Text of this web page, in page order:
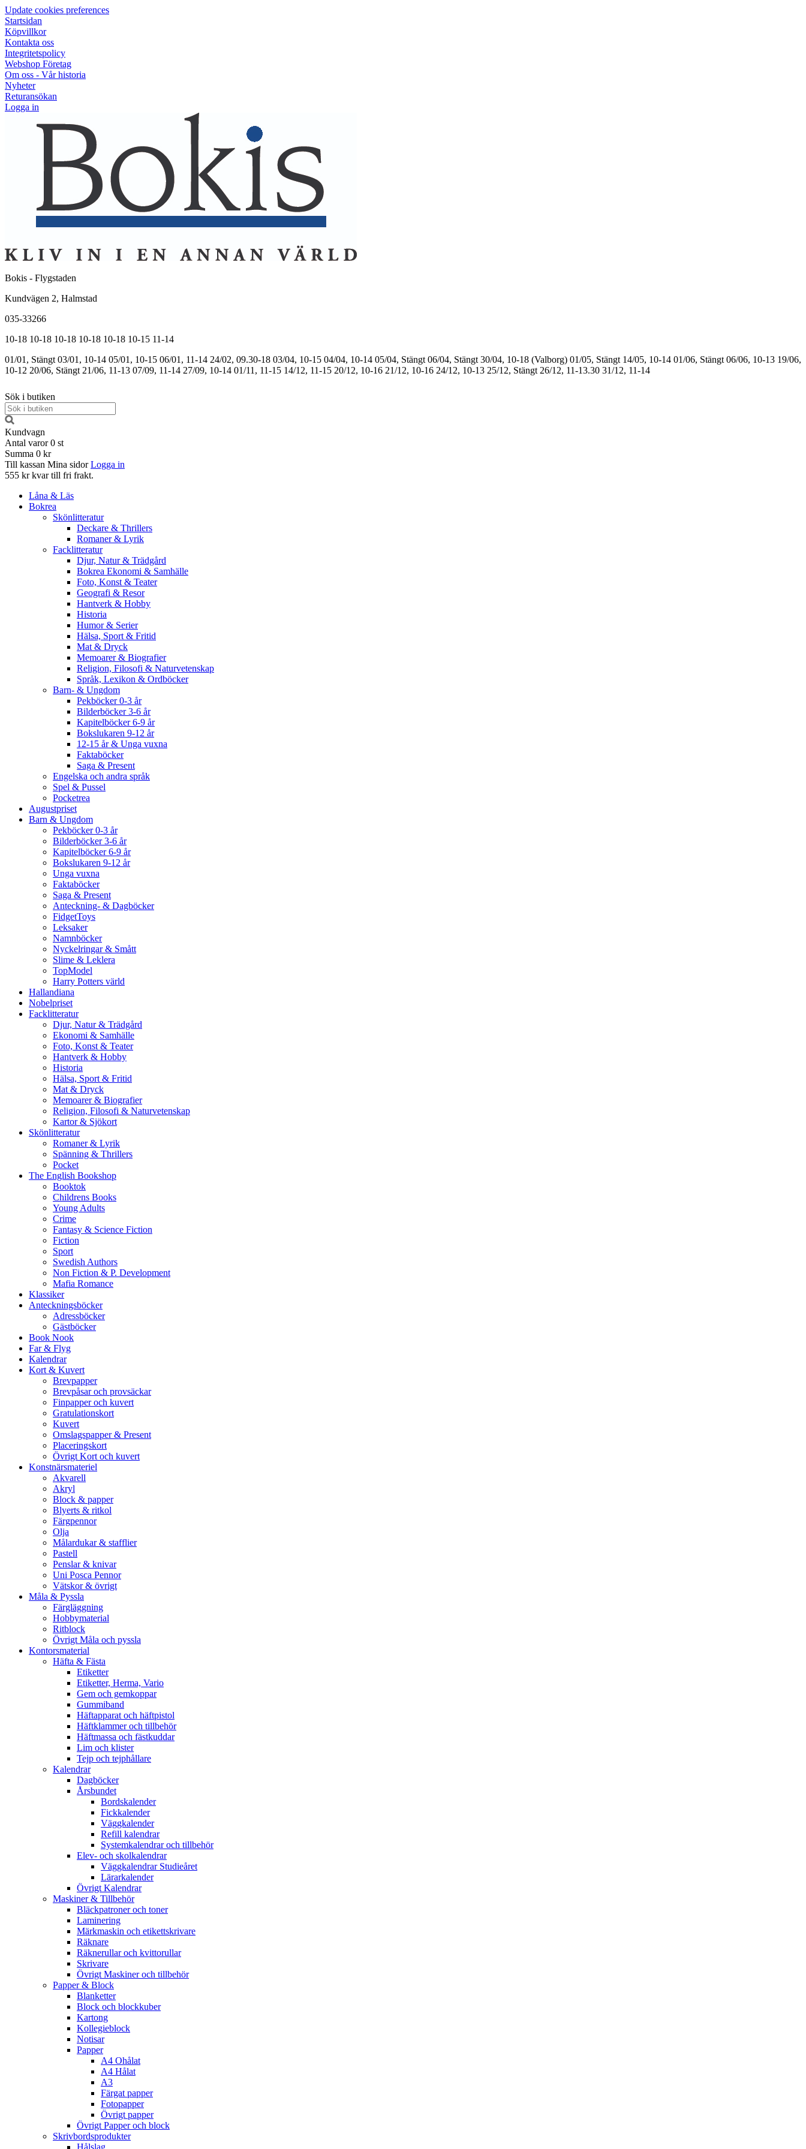
Update cookies preferences
Startsidan
Köpvillkor
Kontakta oss
Integritetspolicy
Webshop Företag
Om oss - Vår historia
Nyheter
Returansökan
Logga in
Bokis - Flygstaden
Kundvägen 2, Halmstad
035-33266
10-18 10-18 10-18 10-18 10-18 10-15 11-14
01/01, Stängt 03/01, 10-14 05/01, 10-15 06/01, 11-14 24/02, 09.30-18 03/04, 10-15 04/04, 10-14 05/04, Stängt 06/04, Stängt 30/04, 10-18 (Valborg) 01/05, Stängt 14/05, 10-14 01/06, Stängt 06/06, 10-13 19/06,
10-12 20/06, Stängt 21/06, 11-13 07/09, 11-14 27/09, 10-14 01/11, 11-15 14/12, 11-15 20/12, 10-16 21/12, 10-16 24/12, 10-13 25/12, Stängt 26/12, 11-13.30 31/12, 11-14
Sök i butiken
Kundvagn
Antal varor 0 st
Summa 0 kr
Till kassan Mina sidor Logga in
555 kr kvar till fri frakt.
Låna & Läs
Bokrea
Skönlitteratur
Deckare & Thrillers
Romaner & Lyrik
Facklitteratur
Djur, Natur & Trädgård
Bokrea Ekonomi & Samhälle
Foto, Konst & Teater
Geografi & Resor
Hantverk & Hobby
Historia
Humor & Serier
Hälsa, Sport & Fritid
Mat & Dryck
Memoarer & Biografier
Religion, Filosofi & Naturvetenskap
Språk, Lexikon & Ordböcker
Barn- & Ungdom
Pekböcker 0-3 år
Bilderböcker 3-6 år
Kapitelböcker 6-9 år
Bokslukaren 9-12 år
12-15 år & Unga vuxna
Faktaböcker
Saga & Present
Engelska och andra språk
Spel & Pussel
Pocketrea
Augustpriset
Barn & Ungdom
Pekböcker 0-3 år
Bilderböcker 3-6 år
Kapitelböcker 6-9 år
Bokslukaren 9-12 år
Unga vuxna
Faktaböcker
Saga & Present
Anteckning- & Dagböcker
FidgetToys
Leksaker
Namnböcker
Nyckelringar & Smått
Slime & Leklera
TopModel
Harry Potters värld
Hallandiana
Nobelpriset
Facklitteratur
Djur, Natur & Trädgård
Ekonomi & Samhälle
Foto, Konst & Teater
Hantverk & Hobby
Historia
Hälsa, Sport & Fritid
Mat & Dryck
Memoarer & Biografier
Religion, Filosofi & Naturvetenskap
Kartor & Sjökort
Skönlitteratur
Romaner & Lyrik
Spänning & Thrillers
Pocket
The English Bookshop
Booktok
Childrens Books
Young Adults
Crime
Fantasy & Science Fiction
Fiction
Sport
Swedish Authors
Non Fiction & P. Development
Mafia Romance
Klassiker
Anteckningsböcker
Adressböcker
Gästböcker
Book Nook
Far & Flyg
Kalendrar
Kort & Kuvert
Brevpapper
Brevpåsar och provsäckar
Finpapper och kuvert
Gratulationskort
Kuvert
Omslagspapper & Present
Placeringskort
Övrigt Kort och kuvert
Konstnärsmateriel
Akvarell
Akryl
Block & papper
Blyerts & ritkol
Färgpennor
Olja
Målardukar & stafflier
Pastell
Penslar & knivar
Uni Posca Pennor
Vätskor & övrigt
Måla & Pyssla
Färgläggning
Hobbymaterial
Ritblock
Övrigt Måla och pyssla
Kontorsmaterial
Häfta & Fästa
Etiketter
Etiketter, Herma, Vario
Gem och gemkoppar
Gummiband
Häftapparat och häftpistol
Häftklammer och tillbehör
Häftmassa och fästkuddar
Lim och klister
Tejp och tejphållare
Kalendrar
Dagböcker
Årsbundet
Bordskalender
Fickkalender
Väggkalender
Refill kalendrar
Systemkalendrar och tillbehör
Elev- och skolkalendrar
Väggkalendrar Studieåret
Lärarkalender
Övrigt Kalendrar
Maskiner & Tillbehör
Bläckpatroner och toner
Laminering
Märkmaskin och etikettskrivare
Räknare
Räknerullar och kvittorullar
Skrivare
Övrigt Maskiner och tillbehör
Papper & Block
Blanketter
Block och blockkuber
Kartong
Kollegieblock
Notisar
Papper
A4 Ohålat
A4 Hålat
A3
Färgat papper
Fotopapper
Övrigt papper
Övrigt Papper och block
Skrivbordsprodukter
Hålslag